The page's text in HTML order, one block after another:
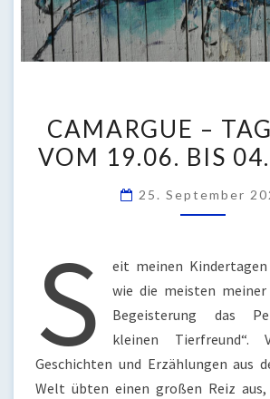
–
CAMARGUE –
VOM 19.06. BIS
25. September
S
eit meinen
wie die meisten
Begeisterung das
kleinen
Geschichten und Erzählungen aus
Welt übten einen großen Reiz